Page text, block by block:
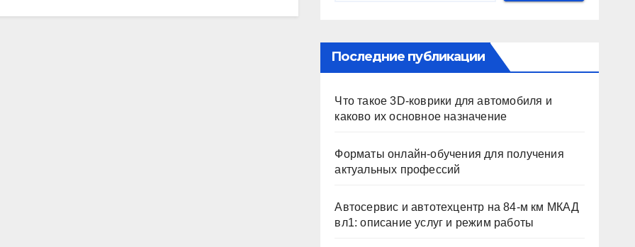
Последние публикации
Что такое 3D-коврики для автомобиля и
каково их основное назначение
Форматы онлайн-обучения для получения
актуальных профессий
Автосервис и автотехцентр на 84-м км МКАД
вл1: описание услуг и режим работы